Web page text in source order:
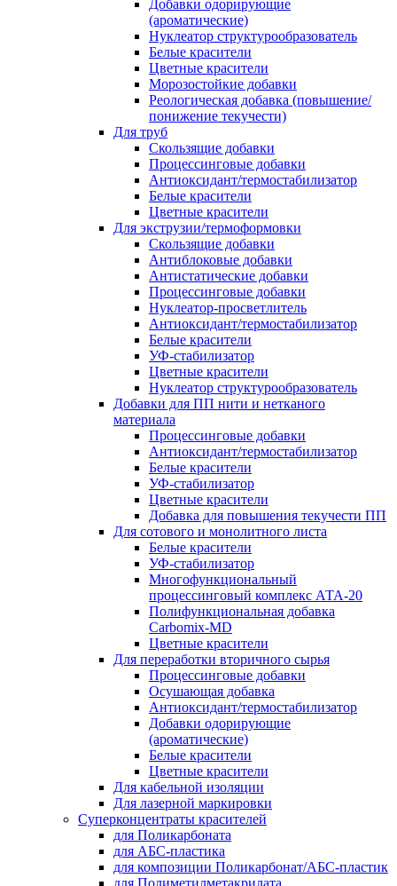
Добавки одорирующие
(ароматические)
Нуклеатор структурообразователь
Белые красители
Цветные красители
Морозостойкие добавки
Реологическая добавка (повышение/
понижение текучести)
Для труб
Скользящие добавки
Процессинговые добавки
Антиоксидант/термостабилизатор
Белые красители
Цветные красители
Для экструзии/термоформовки
Скользящие добавки
Антиблоковые добавки
Антистатические добавки
Процессинговые добавки
Нуклеатор-просветлитель
Антиоксидант/термостабилизатор
Белые красители
УФ-стабилизатор
Цветные красители
Нуклеатор структурообразователь
Добавки для ПП нити и нетканого
материала
Процессинговые добавки
Антиоксидант/термостабилизатор
Белые красители
УФ-стабилизатор
Цветные красители
Добавка для повышения текучести ПП
Для сотового и монолитного листа
Белые красители
УФ-стабилизатор
Многофункциональный
процессинговый комплекс АТА-20
Полифункциональная добавка
Carbomix-MD
Цветные красители
Для переработки вторичного сырья
Процессинговые добавки
Осушающая добавка
Антиоксидант/термостабилизатор
Добавки одорирующие
(ароматические)
Белые красители
Цветные красители
Для кабельной изоляции
Для лазерной маркировки
Суперконцентраты красителей
для Поликарбоната
для АБС-пластика
для композиции Поликарбонат/АБС-пластик
для Полиметилметакрилата